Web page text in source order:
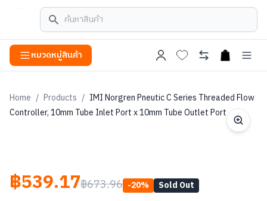
หมวดหมู่สินค้า open cart
Home / Products / IMI Norgren Pneutic C Series Threaded Flow
Controller, 10mm Tube Inlet Port x 10mm Tube Outlet Port
฿539.17฿673.96 -20% Sold Out